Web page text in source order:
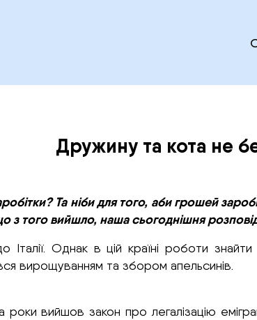
Дружину та кота не
Та ніби для того, аби грошей
з того вийшло, наша сьогоднішня
Однак в цій країні роботи
вирощуванням та збором апельсинів.
вийшов закон про легалізацію